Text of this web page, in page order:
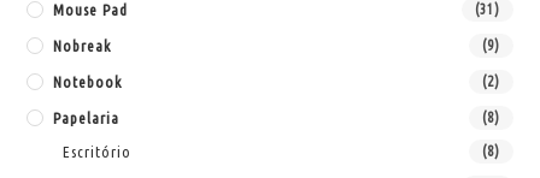
Mouse Pad (31)
Nobreak (9)
Notebook (2)
Papelaria (8)
Escritório (8)